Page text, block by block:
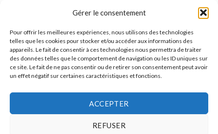
Gérer le consentement
Pour offrir les meilleures expériences, nous utilisons des technologies
telles que les cookies pour stocker et/ou accéder aux informations des
appareils. Le fait de consentir à ces technologies nous permettra de traiter
des données telles que le comportement de navigation ou les ID uniques sur
ce site. Le fait de ne pas consentir ou de retirer son consentement peut avoir
un effet négatif sur certaines caractéristiques et fonctions.
ACCEPTER
REFUSER
UN DEVIS, UN CONSEIL, UNE
QUESTION ?
Notre équipe se tient à votre disposition pour toute
CONTACTEZ-NOUS